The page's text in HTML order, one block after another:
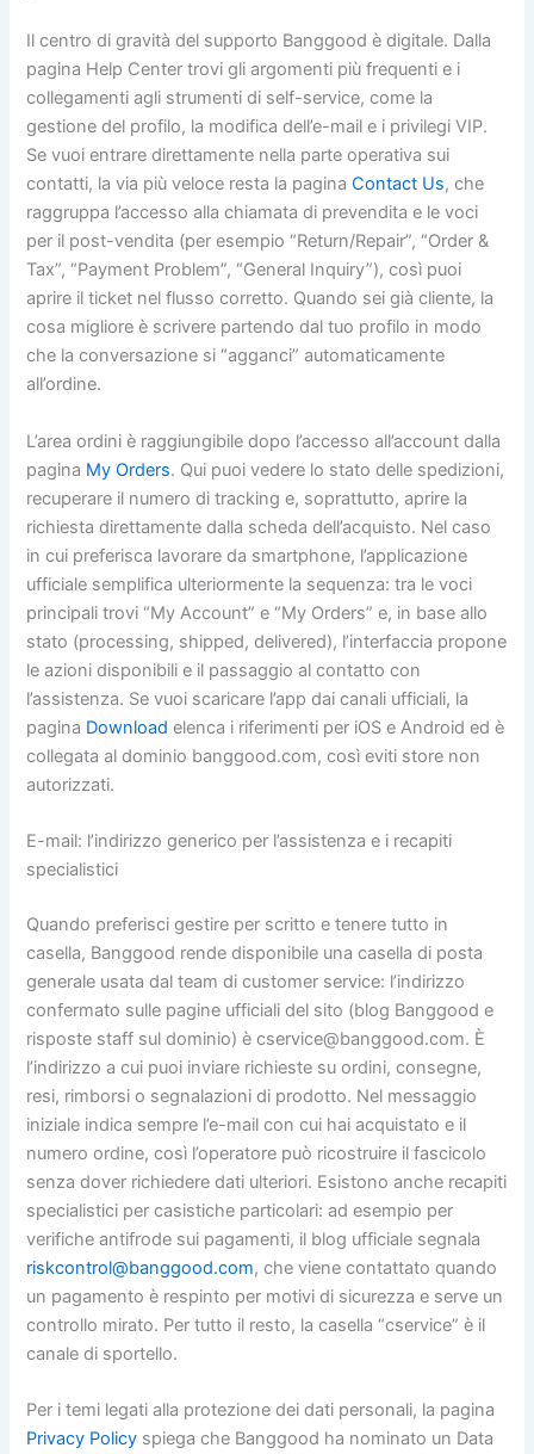
Il centro di gravità del supporto Banggood è digitale. Dalla
pagina Help Center trovi gli argomenti più frequenti e i
collegamenti agli strumenti di self-service, come la
gestione del profilo, la modifica dell’e-mail e i privilegi VIP.
Se vuoi entrare direttamente nella parte operativa sui
contatti, la via più veloce resta la paginaContact Us, che
raggruppa l’accesso alla chiamata di prevendita e le voci
per il post-vendita (per esempio “Return/Repair”, “Order &
Tax”, “Payment Problem”, “General Inquiry”), così puoi
aprire il ticket nel flusso corretto. Quando sei già cliente, la
cosa migliore è scrivere partendo dal tuo profilo in modo
che la conversazione si “agganci” automaticamente
all’ordine.
L’area ordini è raggiungibile dopo l’accesso all’account dalla
pagina My Orders. Qui puoi vedere lo stato delle spedizioni,
recuperare il numero di tracking e, soprattutto, aprire la
richiesta direttamente dalla scheda dell’acquisto. Nel caso
in cui preferisca lavorare da smartphone, l’applicazione
ufficiale semplifica ulteriormente la sequenza: tra le voci
principali trovi “My Account” e “My Orders” e, in base allo
stato (processing, shipped, delivered), l’interfaccia propone
le azioni disponibili e il passaggio al contatto con
l’assistenza. Se vuoi scaricare l’app dai canali ufficiali, la
pagina Download elenca i riferimenti per iOS e Android ed è
collegata al dominio banggood.com, così eviti store non
autorizzati.
E-mail: l’indirizzo generico per l’assistenza e i recapiti
specialistici
Quando preferisci gestire per scritto e tenere tutto in
casella, Banggood rende disponibile una casella di posta
generale usata dal team di customer service: l’indirizzo
confermato sulle pagine ufficiali del sito (blog Banggood e
risposte staff sul dominio) è cservice@banggood.com. È
l’indirizzo a cui puoi inviare richieste su ordini, consegne,
resi, rimborsi o segnalazioni di prodotto. Nel messaggio
iniziale indica sempre l’e-mail con cui hai acquistato e il
numero ordine, così l’operatore può ricostruire il fascicolo
senza dover richiedere dati ulteriori. Esistono anche recapiti
specialistici per casistiche particolari: ad esempio per
verifiche antifrode sui pagamenti, il blog ufficiale segnala
riskcontrol@banggood.com, che viene contattato quando
un pagamento è respinto per motivi di sicurezza e serve un
controllo mirato. Per tutto il resto, la casella “cservice” è il
canale di sportello.
Per i temi legati alla protezione dei dati personali, la pagina
Privacy Policy spiega che Banggood ha nominato un Data